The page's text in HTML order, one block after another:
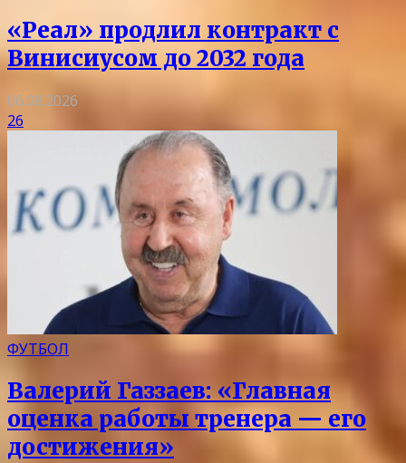
«Реал» продлил контракт с
Винисиусом до 2032 года
06.08.2026
26
ФУТБОЛ
Валерий Газзаев: «Главная
оценка работы тренера — его
достижения»